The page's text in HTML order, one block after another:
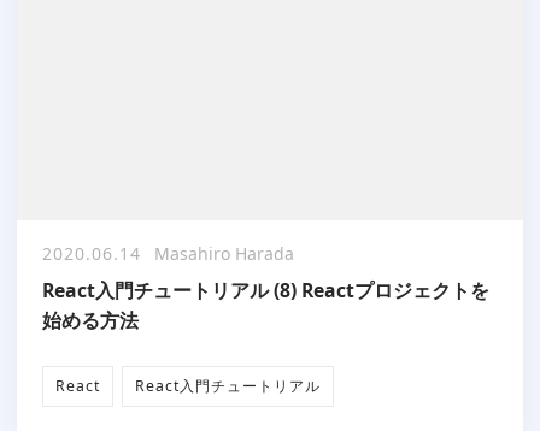
2020.06.14 Masahiro Harada
React入門チュートリアル (8) Reactプロジェクトを
始める方法
React React入門チュートリアル